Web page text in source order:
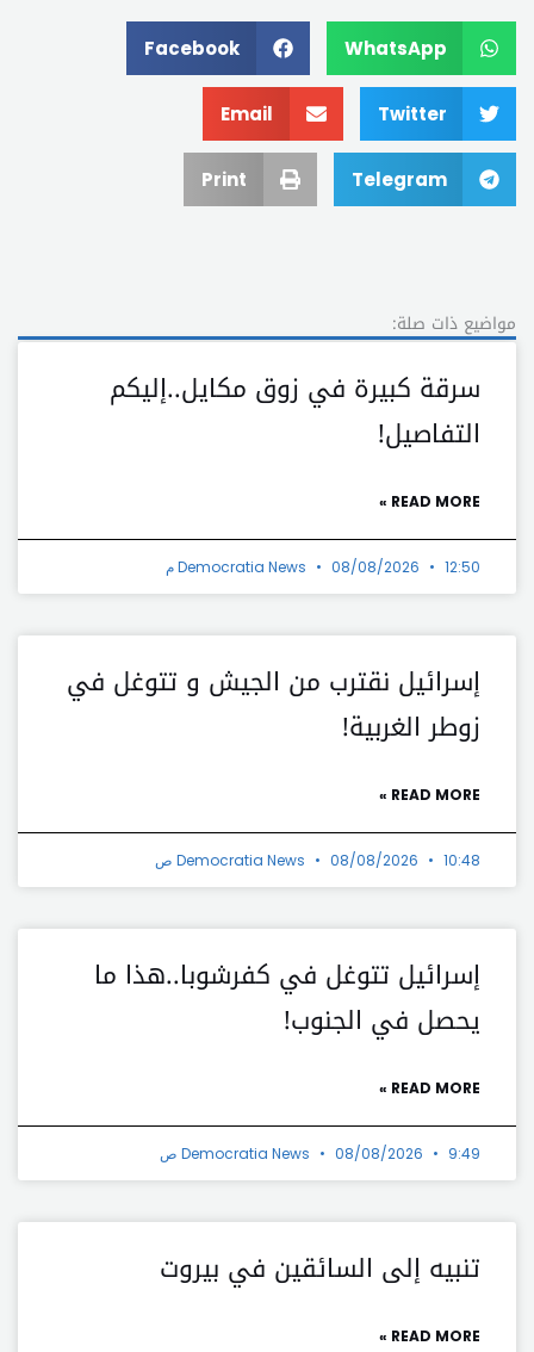
WhatsApp
Facebook
Twitter
Email
Telegram
Print
مواضيع ذات صلة:
سرقة كبيرة في زوق مكايل..إليكم
التفاصيل!
READ MORE »
Democratia News 08/08/2026 12:50 م
إسرائيل نقترب من الجيش و تتوغل في
زوطر الغربية!
READ MORE »
Democratia News 08/08/2026 10:48 ص
إسرائيل تتوغل في كفرشوبا..هذا ما
يحصل في الجنوب!
READ MORE »
Democratia News 08/08/2026 9:49 ص
تنبيه إلى السائقين في بيروت
READ MORE »